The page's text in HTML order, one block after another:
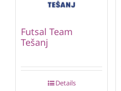
Futsal Team
Tešanj
Details